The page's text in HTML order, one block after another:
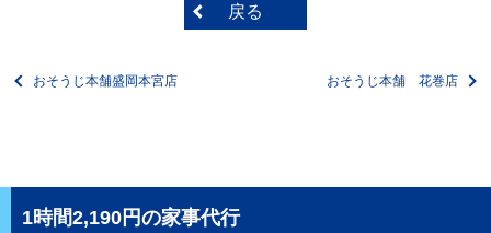
戻る
おそうじ本舗盛岡本宮店 おそうじ本舗 花巻店
1時間2,190円の家事代行